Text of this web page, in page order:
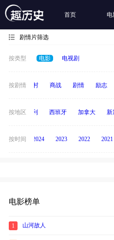
首页 电
剧情片筛选
按类型 电影 电视剧
按剧情
历史 乡村 商战 剧情 励志
按地区
度 意大利 西班牙 加拿大 新
按时间
2025 2024 2023 2022 2021
电影榜单
1 山河故人